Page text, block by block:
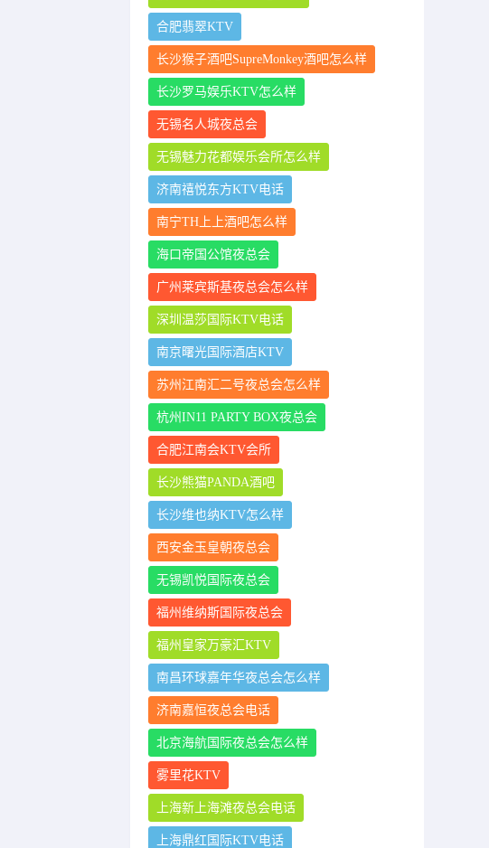
合肥翡翠KTV
长沙猴子酒吧SupreMonkey酒吧怎么样
长沙罗马娱乐KTV怎么样
无锡名人城夜总会
无锡魅力花都娱乐会所怎么样
济南禧悦东方KTV电话
南宁TH上上酒吧怎么样
海口帝国公馆夜总会
广州莱宾斯基夜总会怎么样
深圳温莎国际KTV电话
南京曙光国际酒店KTV
苏州江南汇二号夜总会怎么样
杭州IN11 PARTY BOX夜总会
合肥江南会KTV会所
长沙熊猫PANDA酒吧
长沙维也纳KTV怎么样
西安金玉皇朝夜总会
无锡凯悦国际夜总会
福州维纳斯国际夜总会
福州皇家万豪汇KTV
南昌环球嘉年华夜总会怎么样
济南嘉恒夜总会电话
北京海航国际夜总会怎么样
雾里花KTV
上海新上海滩夜总会电话
上海鼎红国际KTV电话